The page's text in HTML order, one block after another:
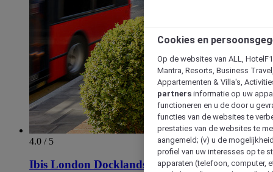
4.0 / 5
Ibis London Docklands Canary Wharf
Cookies en
Op de websites van ALL,
Mantra, Resorts, Business
Appartementen & Villa's,
partners informatie op uw
functioneren en u de door u
functies van de websites te
prestaties van de websites te
aangemeld; (v) u de
profiel van uw interesses op te
apparaten (telefoon, computer,